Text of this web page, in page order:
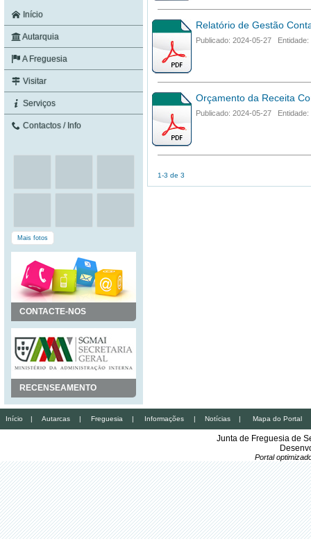
Início
Autarquia
A Freguesia
Visitar
Serviços
Contactos / Info
Mais fotos
CONTACTE-NOS
RECENSEAMENTO
Relatório de Gestão
Publicado: 2024-05-27
Orçamento da Receita
Publicado: 2024-05-27
1-3 de 3
Início | Autarcas | Freguesia | Informações | Notícias | Mapa do Portal
Junta de Freguesia de
Portal